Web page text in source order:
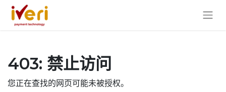
403: 禁止访问
您正在查找的网页可能未被授权。